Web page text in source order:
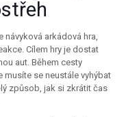
návyková arkádová hra,
Cílem hry je dostat
aut. Během cesty
musíte se neustále vyhýbat
způsob, jak si zkrátit čas